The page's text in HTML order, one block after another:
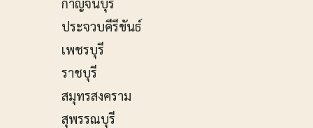
กาญจนบุรี
ประจวบคีรีขันธ์
เพชรบุรี
ราชบุรี
สมุทรสงคราม
สุพรรณบุรี